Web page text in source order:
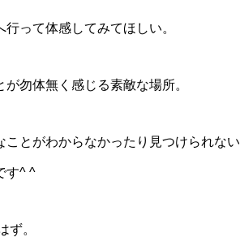
って体感してみてほしい。
勿体無く感じる素敵な場所。
とがわからなかったり見つけられない
す^ ^
ず。